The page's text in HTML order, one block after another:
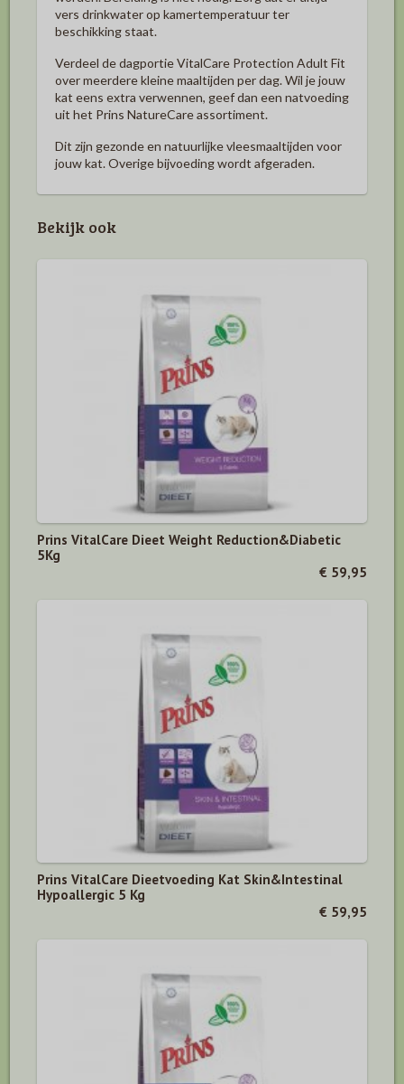
vers drinkwater op kamertemperatuur ter
beschikking staat.
Verdeel de dagportie VitalCare Protection Adult Fit
over meerdere kleine maaltijden per dag. Wil je jouw
kat eens extra verwennen, geef dan een natvoeding
uit het Prins NatureCare assortiment.
Dit zijn gezonde en natuurlijke vleesmaaltijden voor
jouw kat. Overige bijvoeding wordt afgeraden.
Bekijk ook
Prins VitalCare Dieet Weight Reduction&Diabetic
5Kg
€ 59,95
Prins VitalCare Dieetvoeding Kat Skin&Intestinal
Hypoallergic 5 Kg
€ 59,95